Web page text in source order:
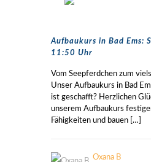
Aufbaukurs in Bad Ems:
11:50 Uhr
Vom Seepferdchen zum
Unser Aufbaukurs in Bad
ist geschafft? Herzlichen
unserem Aufbaukurs
Fähigkeiten und bauen […]
Oxana B